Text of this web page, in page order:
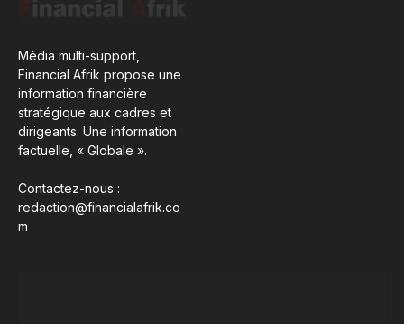
Média multi-support,
Financial Afrik propose une
information financière
stratégique aux cadres et
dirigeants. Une information
factuelle, « Globale ».
Contactez-nous :
redaction@financialafrik.co
m